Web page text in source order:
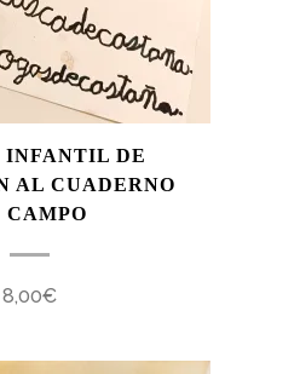
DE
AL CUADERNO
CAMPO
8,00€